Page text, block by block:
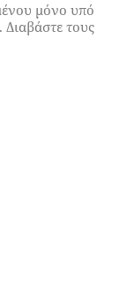
μόνο υπό
τους